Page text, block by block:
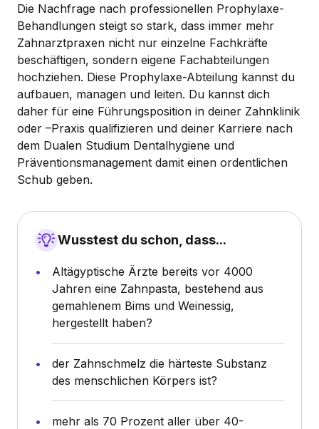
Die Nachfrage nach professionellen Prophylaxe-
Behandlungen steigt so stark, dass immer mehr
Zahnarztpraxen nicht nur einzelne Fachkräfte
beschäftigen, sondern eigene Fachabteilungen
hochziehen. Diese Prophylaxe-Abteilung kannst du
aufbauen, managen und leiten. Du kannst dich
daher für eine Führungsposition in deiner Zahnklinik
oder –Praxis qualifizieren und deiner Karriere nach
dem Dualen Studium Dentalhygiene und
Präventionsmanagement damit einen ordentlichen
Schub geben.
Wusstest du schon, dass...
Altägyptische Ärzte bereits vor 4000
Jahren eine Zahnpasta, bestehend aus
gemahlenem Bims und Weinessig,
hergestellt haben?
der Zahnschmelz die härteste Substanz
des menschlichen Körpers ist?
mehr als 70 Prozent aller über 40-